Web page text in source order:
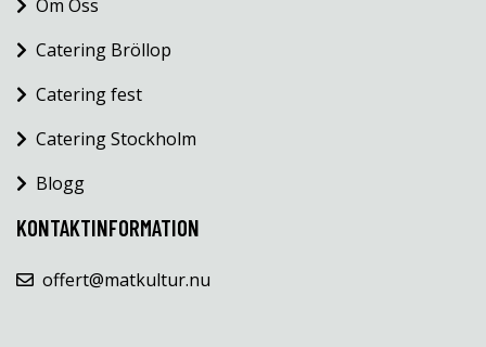
Om Oss
Catering Bröllop
Catering fest
Catering Stockholm
Blogg
KONTAKTINFORMATION
offert@matkultur.nu